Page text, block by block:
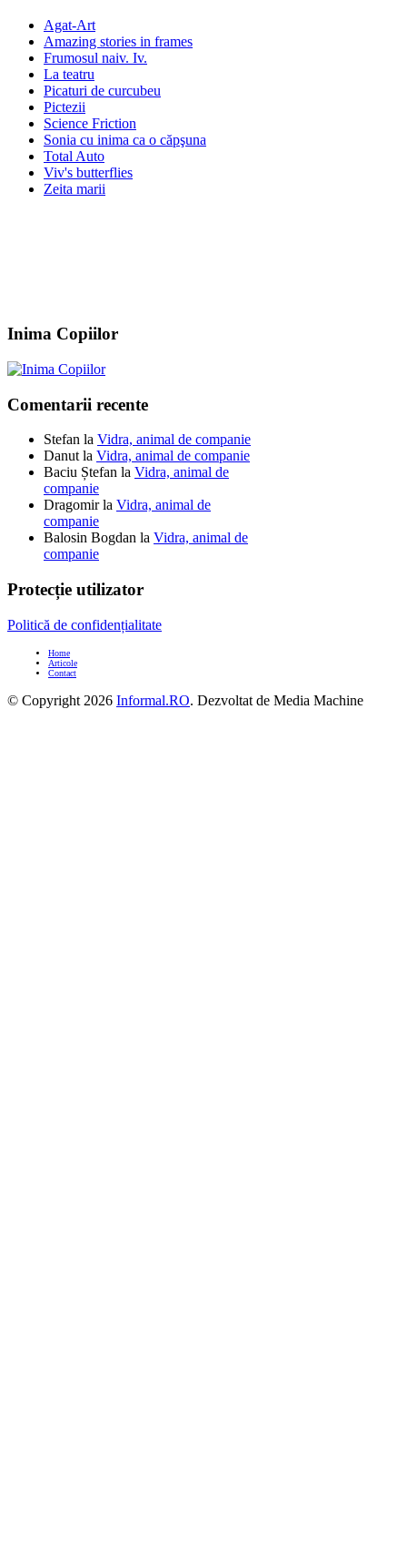
Agat-Art
Amazing stories in frames
Frumosul naiv. Iv.
La teatru
Picaturi de curcubeu
Pictezii
Science Friction
Sonia cu inima ca o căpşuna
Total Auto
Viv's butterflies
Zeita marii
Inima Copiilor
Comentarii recente
Stefan la Vidra, animal de companie
Danut la Vidra, animal de companie
Baciu Ștefan la Vidra, animal de
companie
Dragomirla Vidra, animal de
companie
Balosin Bogdan la Vidra, animal de
companie
Protecție utilizator
Politică de confidențialitate
Home
Articole
Contact
© Copyright 2026 Informal.RO. Dezvoltat de Media Machine